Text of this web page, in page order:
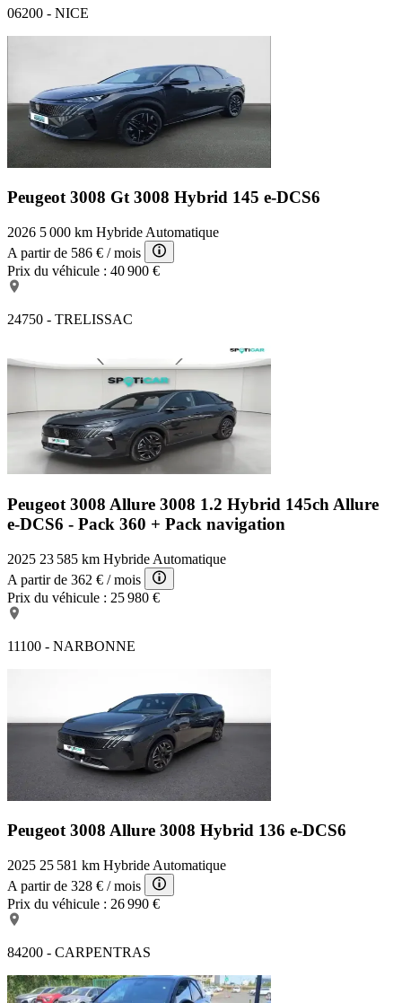
06200 - NICE
Peugeot 3008 Gt3008 Hybrid 145 e-DCS6
2026 5 000 km Hybride Automatique
A partir de 586 € / mois
Prix du véhicule : 40 900 €
24750 - TRELISSAC
Peugeot 3008 Allure 3008 1.2 Hybrid 145ch Allure
e-DCS6 - Pack 360 + Pack navigation
2025 23 585 km Hybride Automatique
A partir de 362 € / mois
Prix du véhicule : 25 980 €
11100 - NARBONNE
Peugeot 3008 Allure 3008 Hybrid 136 e-DCS6
2025 25 581 km Hybride Automatique
A partir de 328 € / mois
Prix du véhicule : 26 990 €
84200 - CARPENTRAS